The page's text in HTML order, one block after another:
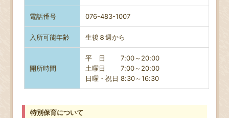
電話番号 076-483-1007
入所可能年齢 生後８週から
開所時間
平 日 7:00～20:00
土曜日7:00～20:00
日曜・祝日 8:30～16:30
特別保育について